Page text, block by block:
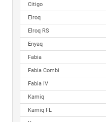
Citigo
Elroq
Elroq RS
Enyaq
Fabia
Fabia Combi
Fabia IV
Kamiq
Kamiq FL